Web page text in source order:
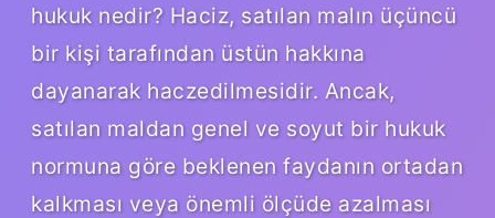
hukuk nedir? Haciz, satılan malın üçüncü
bir kişi tarafından üstün hakkına
dayanarak haczedilmesidir. Ancak,
satılan maldan genel ve soyut bir hukuk
normuna göre beklenen faydanın ortadan
kalkması veya önemli ölçüde azalması